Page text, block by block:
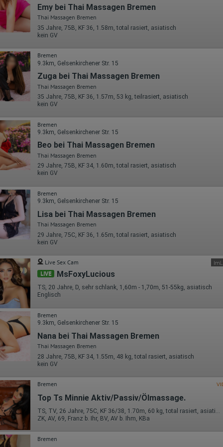
die von dem Browser übermittelte IP-Adresse werden übertragen
gespeichert. Dabei können aus den verarbeiteten Daten
der Nutzer erstellt werden. Diese Informationen wird
gegebenenfalls auch an Dritte übertragen, sofern dies gesetzlich
wird oder, soweit Dritte diese Daten im Auftrag von
Mitgliedstaaten der Europäischen Union oder in anderen
des Abkommens über den Europäischen
gekürzt, dies bedeutet, dass alle Daten anonym
werden. Nur in Ausnahmefällen wird die volle IP-Adresse an
Server von Google in den USA übertragen und dort gekürzt. Die von
Browser des Nutzers übermittelte IP-Adresse wird nicht mit anderen
von Google zusammengeführt.
Informationen zum Besucherverhalten sind folgende:
Herkunft (Land und Stadt)
Sprache
Betriebssystem
Gerät (PC, Tablet-PC oder Smartphone)
Browser und alle verwendeten Add-ons
Auflösung des Computers
Webseite)
Welche Dateien wurden heruntergeladen?
Welche Videos angeschaut?
Wurden Werbebanner angeklickt?
Wohin ging der Besucher? Klickte er auf weitere Seiten des Portals
oder hat er sie komplett verlassen?
Wie lange blieb der Besucher?
Union & USA
nutzen Hotjar als Webanalysedient. Es wird verwendet, um Daten
das Benutzerverhalten zu sammeln. Hotjar kann auch im Rahmen
Umfragen und Feedbackfunktionen, die auf unserer Website
sind, von Ihnen bereitgestellte Informationen verarbeiten.
Limited, Malta
Daten:
Datum und Uhrzeit des Besuchs
Geografischer Standort
IP-Adresse
Mausbewegungen
Besuchte Seiten
Referrer URL
Bildschirmauflösung
Eindeutige Gerätekennung
Sprachinformationen
Emy bei Thai Massagen Bremen
Thai Massagen Bremen
35 Jahre, 75B, KF 36, 1.58m, total rasiert, asiatisch
kein GV
Bremen
9.3km, Gelsenkirchener Str. 15
Zuga bei Thai Massagen Bremen
Thai Massagen Bremen
35 Jahre, 75B, KF 36, 1.57m, 53 kg, teilrasiert, asiatisch
kein GV
Bremen
9.3km, Gelsenkirchener Str. 15
Beo bei Thai Massagen Bremen
Thai Massagen Bremen
29 Jahre, 75B, KF 34, 1.60m, total rasiert, asiatisch
kein GV
Bremen
9.3km, Gelsenkirchener Str. 15
Lisa bei Thai Massagen Bremen
Thai Massagen Bremen
29 Jahre, 75C, KF 36, 1.65m, total rasiert, asiatisch
kein GV
Live Sex Cam
LIVE MsFoxyLucious
TS, 20 Jahre, D, sehr schlank, 1,60m - 1,70m, 51-55kg, asiatisch
Englisch
Bremen
9.3km, Gelsenkirchener Str. 15
Nana bei Thai Massagen Bremen
Thai Massagen Bremen
28 Jahre, 75B, KF 34, 1.55m, 48 kg, total rasiert, asiatisch
kein GV
Bremen
Top Ts Minnie Aktiv/Passiv/Ölmassage.
TS, TV, 26 Jahre, 75C, KF 36/38, 1.70m, 60 kg, total rasiert, asiatisch
ZK, AV, 69, Franz b. Ihr, BV, AV b. Ihm, KBa
Bremen